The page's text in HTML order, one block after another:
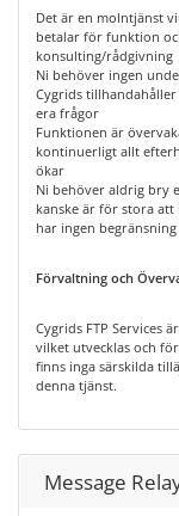
Det är en molntjänst
betalar för funktion
konsulting/rådgivning
Ni behöver ingen
Cygrids
era frågor
Funktionen är
kontinuerligt allt
ökar
Ni behöver aldrig bry
kanske är för stora
har ingen begränsning
Förvaltning och
Cygrids FTP Services
vilket utvecklas och
finns inga särskilda
denna tjänst.
Message